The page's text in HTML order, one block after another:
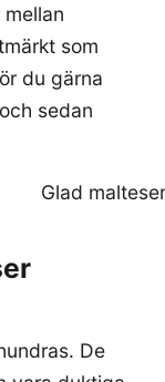
som
du gärna
sedan
De